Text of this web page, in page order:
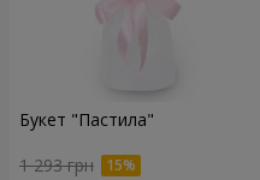
Букет "Пастила"
1 293 грн